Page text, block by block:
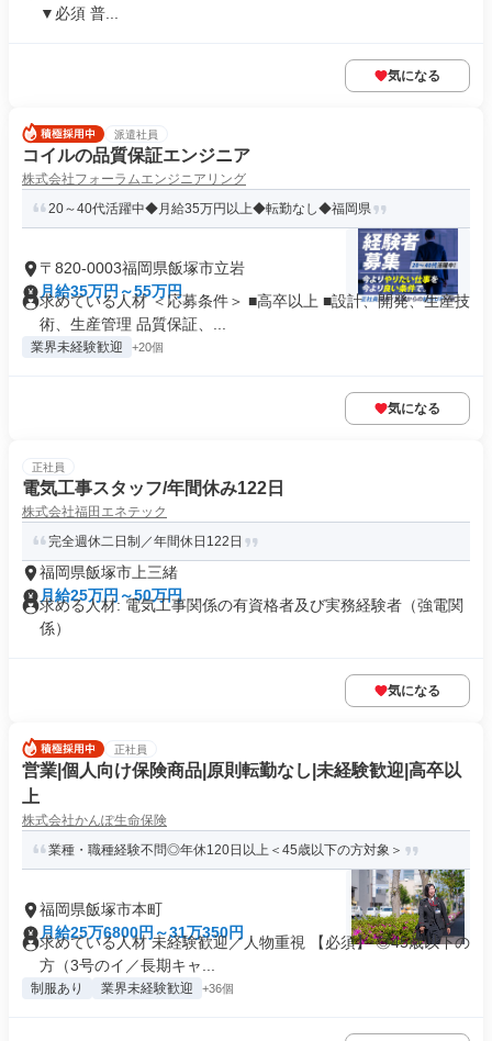
▼必須 普...
気になる
派遣社員
コイルの品質保証エンジニア
株式会社フォーラムエンジニアリング
20～40代活躍中◆月給35万円以上◆転勤なし◆福岡県
〒820-0003福岡県飯塚市立岩
月給35万円～55万円
求めている人材 ＜応募条件＞ ■高卒以上 ■設計、開発、生産技
術、生産管理 品質保証、...
業界未経験歓迎 +20個
気になる
正社員
電気工事スタッフ/年間休み122日
株式会社福田エネテック
完全週休二日制／年間休日122日
福岡県飯塚市上三緒
月給25万円～50万円
求める人材: 電気工事関係の有資格者及び実務経験者（強電関
係）
気になる
正社員
営業|個人向け保険商品|原則転勤なし|未経験歓迎|高卒以
上
株式会社かんぽ生命保険
業種・職種経験不問◎年休120日以上＜45歳以下の方対象＞
福岡県飯塚市本町
月給25万6800円～31万350円
求めている人材 未経験歓迎／人物重視 【必須】 ◎45歳以下の
方（3号のイ／長期キャ...
制服あり 業界未経験歓迎 +36個